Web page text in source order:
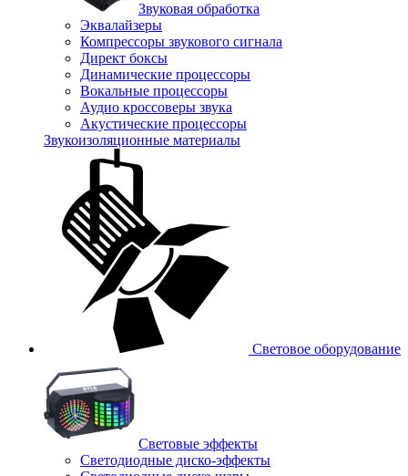
Звуковая обработка
Эквалайзеры
Компрессоры звукового сигнала
Директ боксы
Динамические процессоры
Вокальные процессоры
Аудио кроссоверы звука
Акустические процессоры
Звукоизоляционные материалы
Световое оборудование
Световые эффекты
Светодиодные диско-эффекты